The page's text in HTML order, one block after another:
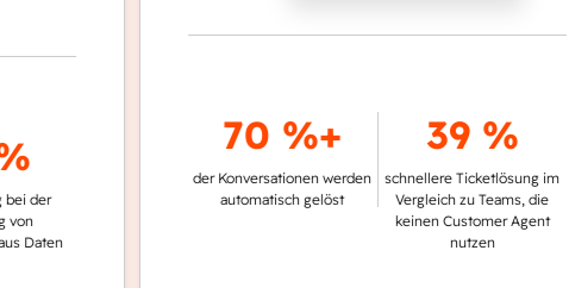
70 %+
der Konversationen werden
automatisch gelöst
39 %
schnellere Ticketlösung im
Vergleich zu Teams, die
keinen Customer Agent
nutzen